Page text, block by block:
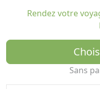
Il suffira de réserver
numérique la veille au
principalement du
speck, fromages, lait,
donneront du goût à
Rendez votre
Sans